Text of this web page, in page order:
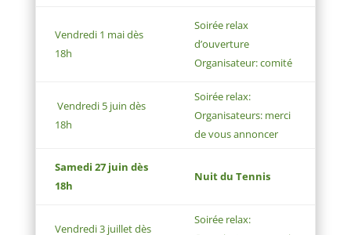
Vendredi 1 mai dès
18h
Soirée relax
d’ouverture
Organisateur: comité
Vendredi 5 juin dès
18h
Soirée relax:
Organisateurs: merci
de vous annoncer
Samedi 27 juin dès
18h
Nuit du Tennis
Vendredi 3 juilletdès
Soirée relax: